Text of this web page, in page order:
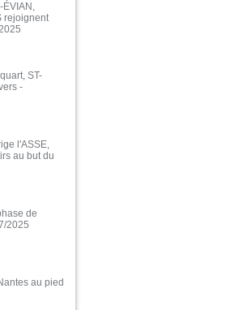
ÉVIAN,
rejoignent
ST-
-
l'ASSE,
au but du
de
2025
au pied